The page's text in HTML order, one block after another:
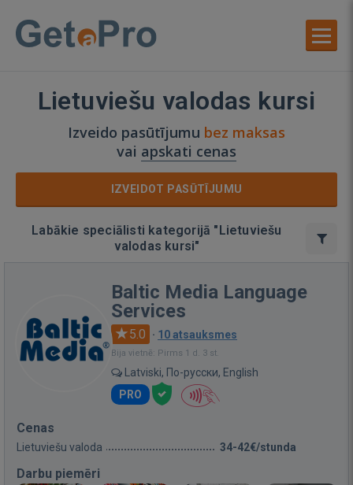
Lietuviešu valodas kursi
Izveido pasūtījumu bez maksas
vai apskati cenas
IZVEIDOT PASŪTĪJUMU
Labākie speciālisti kategorijā "Lietuviešu
valodas kursi"
Baltic Media Language
Services
5.0 · 10 atsauksmes
Bija vietnē: Pirms 1 d. 3 st.
Latviski, По-русски, English
PRO
Cenas
Lietuviešu valoda 34-42€/stunda
Darbu piemēri